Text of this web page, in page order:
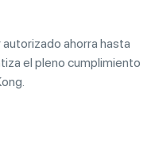
ahorra hasta
el pleno cumplimiento